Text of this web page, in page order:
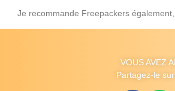
Je recommande Freepackers
VOUS AVEZ
Partagez-le